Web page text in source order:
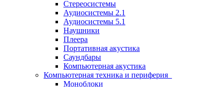
Стереосистемы
Аудиосистемы 2.1
Аудиосистемы 5.1
Наушники
Плеера
Портативная акустика
Саундбары
Компьютерная акустика
Компьютерная техника и периферия
Моноблоки